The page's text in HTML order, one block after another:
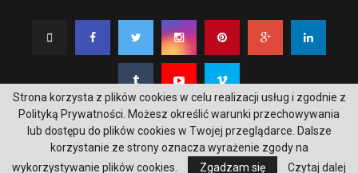
@2020 - underwatermedia.pl. All Right Reserved. Designed and Developed by
Tworzenie stron internetowych Gdańsk
Strona korzysta z plików cookies w celu realizacji usług i zgodnie z
Polityką Prywatności. Możesz określić warunki przechowywania
lub dostępu do plików cookies w Twojej przeglądarce. Dalsze
korzystanie ze strony oznacza wyrażenie zgody na
wykorzystywanie plików cookies.
Zgadzam się Czytaj dalej